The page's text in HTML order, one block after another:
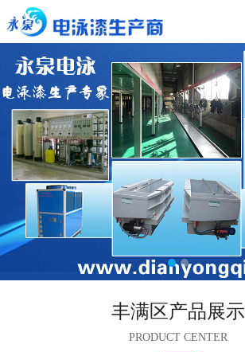
丰满区产品展示
PRODUCT CENTER